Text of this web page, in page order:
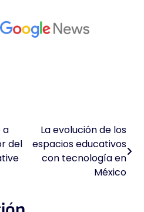
a
del
La evolución de los
espacios educativos
con tecnología en
México